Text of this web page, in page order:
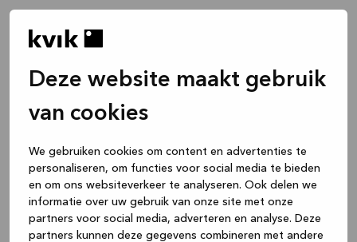
Deze website maakt gebruik
van cookies
We gebruiken cookies om content en advertenties te
personaliseren, om functies voor social media te bieden
en om ons websiteverkeer te analyseren. Ook delen we
informatie over uw gebruik van onze site met onze
partners voor social media, adverteren en analyse. Deze
partners kunnen deze gegevens combineren met andere